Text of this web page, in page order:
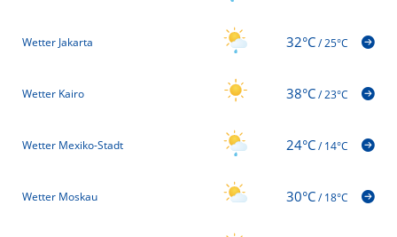
Wetter Jakarta 32°C/25°C
Wetter Kairo 38°C/23°C
Wetter Mexiko-Stadt 24°C/14°C
Wetter Moskau 30°C/18°C